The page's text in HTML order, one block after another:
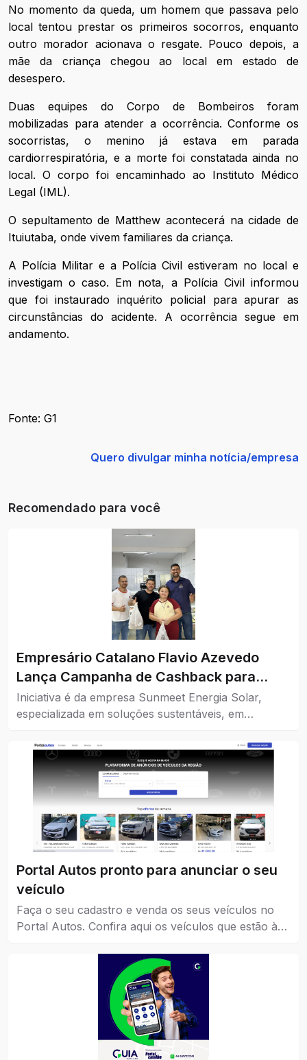
No momento da queda, um homem que passava pelo
local tentou prestar os primeiros socorros, enquanto
outro morador acionava o resgate. Pouco depois, a
mãe da criança chegou ao local em estado de
desespero.
Duas equipes do Corpo de Bombeiros foram
mobilizadas para atender a ocorrência. Conforme os
socorristas, o menino já estava em parada
cardiorrespiratória, e a morte foi constatada ainda no
local. O corpo foi encaminhado ao Instituto Médico
Legal (IML).
O sepultamento de Matthew acontecerá na cidade de
Ituiutaba, onde vivem familiares da criança.
A Polícia Militar e a Polícia Civil estiveram no local e
investigam o caso. Em nota, a Polícia Civil informou
que foi instaurado inquérito policial para apurar as
circunstâncias do acidente. A ocorrência segue em
andamento.
Fonte: G1
Quero divulgar minha notícia/empresa
Recomendado para você
Empresário Catalano Flavio Azevedo
Lança Campanha de Cashback para
Impulsionar o Comércio da Cidade
Iniciativa é da empresa Sunmeet Energia Solar,
especializada em soluções sustentáveis, em
Portal Autos pronto para anunciar o seu
veículo
Faça o seu cadastro e venda os seus veículos no
Portal Autos. Confira aqui os veículos que estão à